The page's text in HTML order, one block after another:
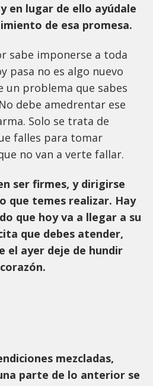
en lugar de ello ayúdale
de esa promesa.
sabe imponerse a toda
pasa no es algo nuevo
un problema que sabes
debe amedrentar ese
Solo se trata de
falles para tomar
no van a verte fallar.
ser firmes, y dirigirse
que temes realizar. Hay
que hoy va a llegar a su
que debes atender,
el ayer deje de hundir
mezcladas,
parte de lo anterior se